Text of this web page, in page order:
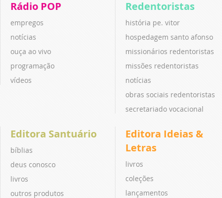
Rádio POP
empregos
notícias
ouça ao vivo
programação
vídeos
Redentoristas
história pe. vitor
hospedagem santo afonso
missionários redentoristas
missões redentoristas
notícias
obras sociais redentoristas
secretariado vocacional
Editora Santuário
bíblias
deus conosco
livros
outros produtos
Editora Ideias &
Letras
livros
coleções
lançamentos